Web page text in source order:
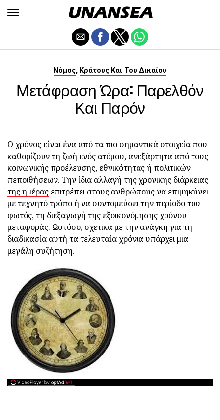
Νόμος, Κράτους Και Του Δικαίου
Μετάφραση Ώρα: Παρελθόν
Και Παρόν
Ο χρόνος είναι ένα από τα πιο σημαντικά στοιχεία που
καθορίζουν τη ζωή ενός ατόμου, ανεξάρτητα από τους
κοινωνικής προέλευσης, εθνικότητας ή πολιτικών
πεποιθήσεων. Την ίδια αλλαγή της χρονικής διάρκειας
της ημέρας επιτρέπει στους ανθρώπους να επιμηκύνει
με τεχνητό τρόπο ή να συντομεύσει την περίοδο του
φωτός, τη διεξαγωγή της εξοικονόμησης χρόνου
μεταφοράς. Ωστόσο, σχετικά με την ανάγκη για τη
διαδικασία αυτή τα τελευταία χρόνια υπάρχει μια
μεγάλη συζήτηση.